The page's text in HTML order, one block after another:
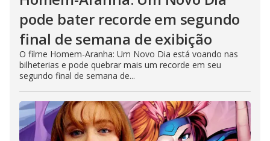
pode bater recorde em segundo
final de semana de exibição
O filme Homem-Aranha: Um Novo Dia está voando nas
bilheterias e pode quebrar mais um recorde em seu
segundo final de semana de...